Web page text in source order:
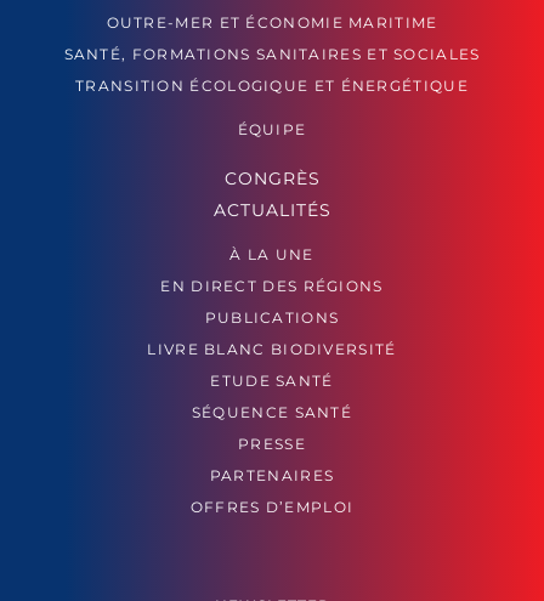
OUTRE-MER ET ÉCONOMIE MARITIME
SANTÉ, FORMATIONS SANITAIRES ET SOCIALES
TRANSITION ÉCOLOGIQUE ET ÉNERGÉTIQUE
ÉQUIPE
CONGRÈS
ACTUALITÉS
À LA UNE
EN DIRECT DES RÉGIONS
PUBLICATIONS
LIVRE BLANC BIODIVERSITÉ
ETUDE SANTÉ
SÉQUENCE SANTÉ
PRESSE
PARTENAIRES
OFFRES D’EMPLOI